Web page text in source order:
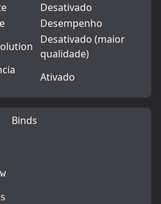
Desativado
Desempenho
Desativado (maior
qualidade)
Ativado
Binds
w
s